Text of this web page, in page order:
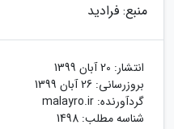
منبع: فرادید
انتشار: 20 آبان 1399
بروزرسانی: 26 آبان 1399
گردآورنده: malayro.ir
شناسه مطلب: 1498